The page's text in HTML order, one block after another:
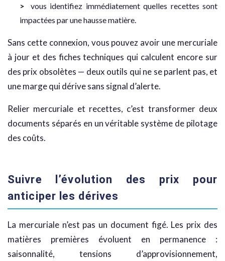
vous identifiez immédiatement quelles recettes sont
impactées par une hausse matière.
Sans cette connexion, vous pouvez avoir une mercuriale
à jour et des fiches techniques qui calculent encore sur
des prix obsolètes — deux outils qui ne se parlent pas, et
une marge qui dérive sans signal d’alerte.
Relier mercuriale et recettes, c’est transformer deux
documents séparés en un véritable système de pilotage
des coûts.
Suivre l’évolution des prix pour
anticiper les dérives
La mercuriale n’est pas un document figé. Les prix des
matières premières évoluent en permanence :
saisonnalité, tensions d’approvisionnement,